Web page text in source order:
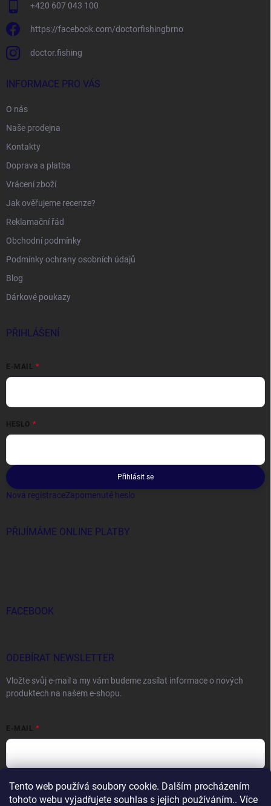
Tento web používá soubory cookie. Dalším procházením
tohoto webu vyjadřujete souhlas s jejich používáním.. Více
+420 607 043 100
https://facebook.com/doctorfishingbrno
doctor.fishing
INFORMACE PRO VÁS
O nás
Naše prodejna
Kontakty
Doprava a platba
Vrácení zboží
Jak ověřujeme recenze?
Reklamační řád
Obchodní podmínky
Podmínky ochrany osobních údajů
Blog
Dárkové poukazy
PŘIHLÁŠENÍ
E-MAIL
HESLO
Přihlásit se
Nová registraceZapomenuté heslo
PŘIJÍMÁME ONLINE PLATBY
FACEBOOK
ODEBÍRAT NEWSLETTER
Vložte svůj e-mail a my vám budeme zasílat informace o nových
produktech na našem e-shopu.
E-MAIL
Vložením e-mailu souhlasíte spodmínkami ochrany osobních údajů